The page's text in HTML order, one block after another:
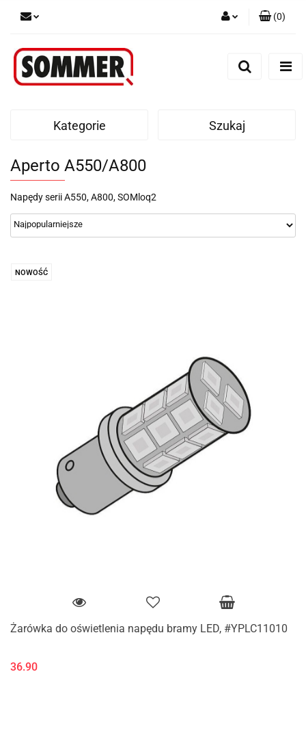
(0)
Kategorie Szukaj
Aperto A550/A800
Napędy serii A550, A800, SOMloq2
NOWOŚĆ
Żarówka do oświetlenia napędu bramy LED, #YPLC11010
36.90